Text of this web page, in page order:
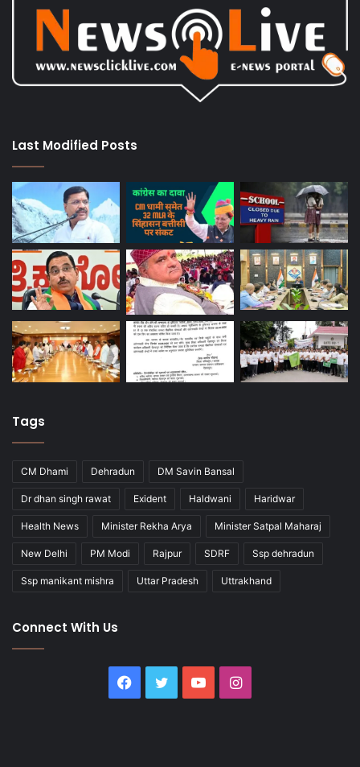
Last Modified Posts
Tags
CM Dhami Dehradun DM Savin Bansal
Dr dhan singh rawat Exident Haldwani Haridwar
Health News Minister Rekha Arya Minister Satpal Maharaj
New Delhi PM Modi Rajpur SDRF Ssp dehradun
Ssp manikant mishra Uttar Pradesh Uttrakhand
Connect With Us
Facebook
Twitter YouTubeInstagram